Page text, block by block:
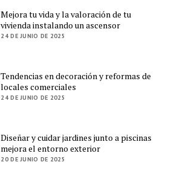
Mejora tu vida y la valoración de tu
vivienda instalando un ascensor
24 DE JUNIO DE 2025
Tendencias en decoración y reformas de
locales comerciales
24 DE JUNIO DE 2025
Diseñar y cuidar jardines junto a piscinas
mejora el entorno exterior
20 DE JUNIO DE 2025